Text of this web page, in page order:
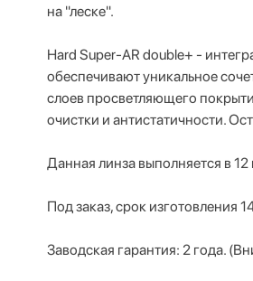
на "леске".
Hard Super-AR double+ -
обеспечивают уникальное
слоев просветляющего
очистки и антистатичности.
Данная линза выполняется в
Под заказ, срок изготовления
Заводская гарантия: 2 года.